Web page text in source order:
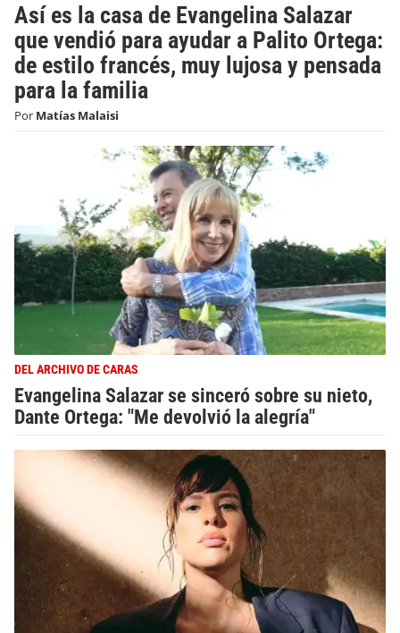
Así es la casa de Evangelina Salazar
que vendió para ayudar a Palito Ortega:
de estilo francés, muy lujosa y pensada
para la familia
Por Matías Malaisi
DEL ARCHIVO DE CARAS
Evangelina Salazar se sinceró sobre su nieto,
Dante Ortega: "Me devolvió la alegría"